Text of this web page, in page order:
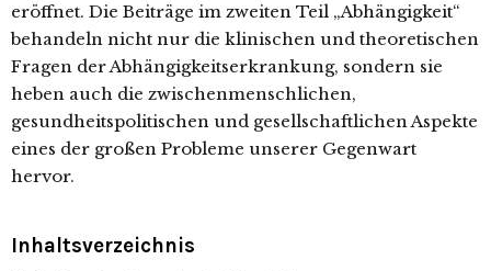
eröffnet. Die Beiträge im zweiten Teil „Abhängigkeit“
behandeln nicht nur die klinischen und theoretischen
Fragen der Abhängigkeitserkrankung, sondern sie
heben auch die zwischenmenschlichen,
gesundheitspolitischen und gesellschaftlichen Aspekte
eines der großen Probleme unserer Gegenwart
hervor.
Inhaltsverzeichnis